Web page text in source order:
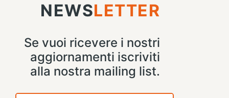
NEWSLETTER
Se vuoi ricevere i nostri
aggiornamenti iscriviti
alla nostra mailing list.